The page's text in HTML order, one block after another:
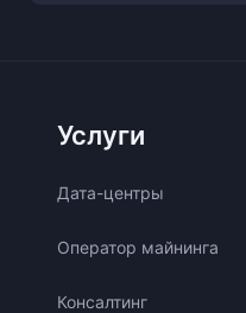
Услуги
Дата-центры
Оператор майнинга
Консалтинг